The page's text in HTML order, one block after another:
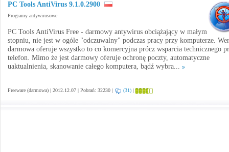
PC Tools AntiVirus 9.1.0.2900
Programy antywirusowe
PC Tools AntiVirus Free - darmowy antywirus obciążający w małym
stopniu, nie jest w ogóle "odczuwalny" podczas pracy przy komputerze.
darmowa oferuje wszystko to co komercyjna prócz wsparcia technicznego
telefon. Mimo że jest darmowy oferuje ochronę poczty, automatyczne
uaktualnienia, skanowanie całego komputera, bądź wybra...
Freeware (darmowa) | 2012.12.07 | Pobrań: 32230 | (31) |